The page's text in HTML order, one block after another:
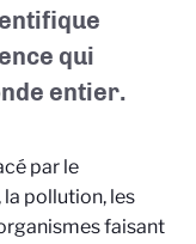
qui
entier.
par le
pollution, les
faisant